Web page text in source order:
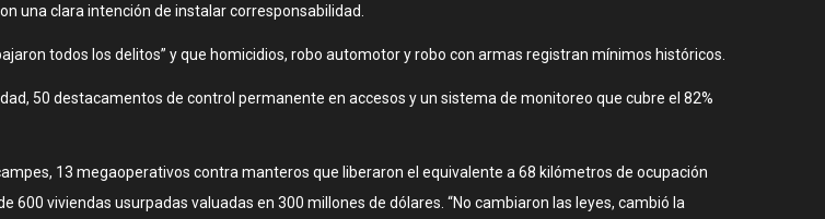
una clara intención de instalar corresponsabilidad.
todos los delitos” y que homicidios, robo automotor y robo con armas registran mínimos históricos.
50 destacamentos de control permanente en accesos y un sistema de monitoreo que cubre el 82%
13 megaoperativos contra manteros que liberaron el equivalente a 68 kilómetros de ocupación
viviendas usurpadas valuadas en 300 millones de dólares. “No cambiaron las leyes, cambió la